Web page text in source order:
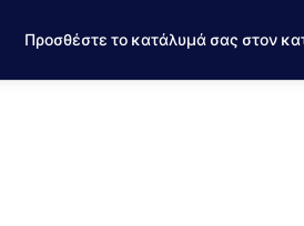
Προσθέστε το κατάλυμά σας στον